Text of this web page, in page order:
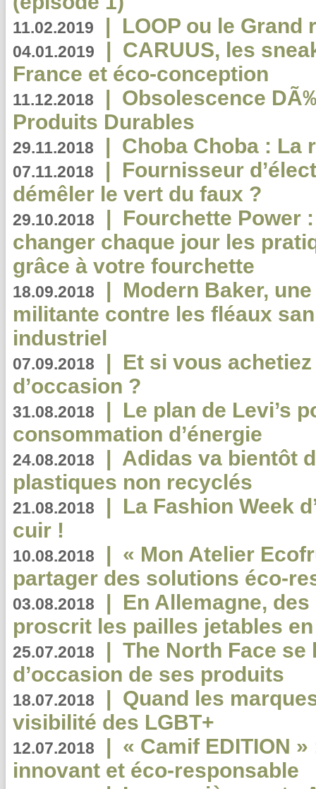
11.02.2019 | LOOP ou le Grand
04.01.2019 | CARUUS, les
France et éco-conception
11.12.2018 | Obsolescence
Produits Durables
29.11.2018 | Choba Choba : La
07.11.2018 | Fournisseur
démêler le vert du faux ?
29.10.2018 | Fourchette Power
changer chaque jour les
grâce à votre fourchette
18.09.2018 | Modern Baker,
militante contre les fléaux
industriel
07.09.2018 | Et si vous
d’occasion ?
31.08.2018 | Le plan de Levi’s
consommation d’énergie
24.08.2018 | Adidas va bientôt
plastiques non recyclés
21.08.2018 | La Fashion Week
cuir !
10.08.2018 | « Mon Atelier
partager des solutions éco-
03.08.2018 | En Allemagne,
proscrit les pailles jetables
25.07.2018 | The North Face se
d’occasion de ses produits
18.07.2018 | Quand les
visibilité des LGBT+
12.07.2018 | « Camif EDITION
innovant et éco-responsable